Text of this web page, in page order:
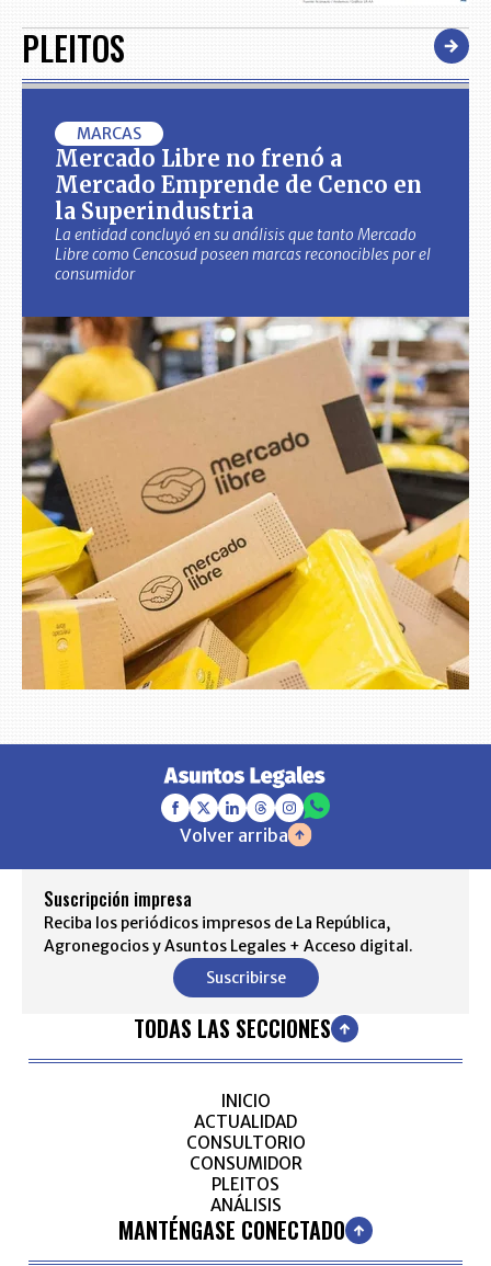
PLEITOS
MARCAS
Mercado Libre no frenó a
Mercado Emprende de Cenco en
la Superindustria
La entidad concluyó en su análisis que tanto Mercado
Libre como Cencosud poseen marcas reconocibles por el
consumidor
Volver arriba
Suscripción impresa
Reciba los periódicos impresos de La República,
Agronegocios y Asuntos Legales + Acceso digital.
Suscribirse
TODAS LAS SECCIONES
INICIO
ACTUALIDAD
CONSULTORIO
CONSUMIDOR
PLEITOS
ANÁLISIS
MANTÉNGASE CONECTADO